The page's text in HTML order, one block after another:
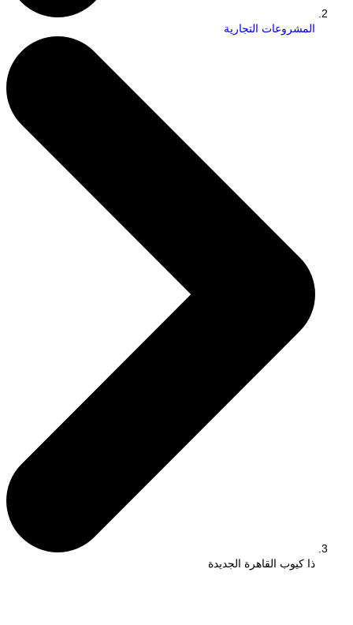
المشروعات التجارية
ذا كيوب القاهرة الجديدة